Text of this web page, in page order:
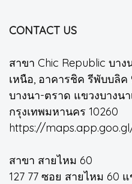
CONTACT US
สาขา Chic Republic บาง
เหนือ, อาคารชิค รีพับบลิ
บางนา-ตราด แขวงบางน
กรุงเทพมหานคร 10260
https://
สาขา สายไหม 60
127 77 ซอย สายไหม 60